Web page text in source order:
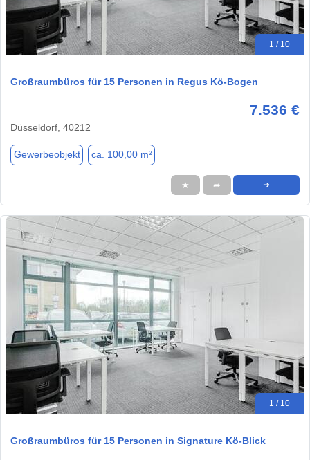
1 / 10
Großraumbüros für 15 Personen in Regus Kö-Bogen
7.536 €
Düsseldorf, 40212
Gewerbeobjekt ca. 100,00 m²
★ ➦ ➜
1 / 10
Großraumbüros für 15 Personen in Signature Kö-Blick